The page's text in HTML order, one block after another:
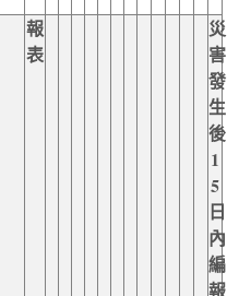
報
表
災
害
發
生
後
1
5
日
內
編
報